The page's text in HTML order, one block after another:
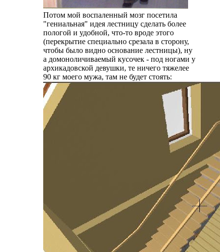
Потом мой воспаленный мозг посетила
"гениальная" идея лестницу сделать более
пологой и удобной, что-то вроде этого
(перекрытие специально срезала в сторону,
чтобы было видно основание лестницы), ну
а домоноличиваемый кусочек - под ногами у
архикадовской девушки, те ничего тяжелее
90 кг моего мужа, там не будет стоять: